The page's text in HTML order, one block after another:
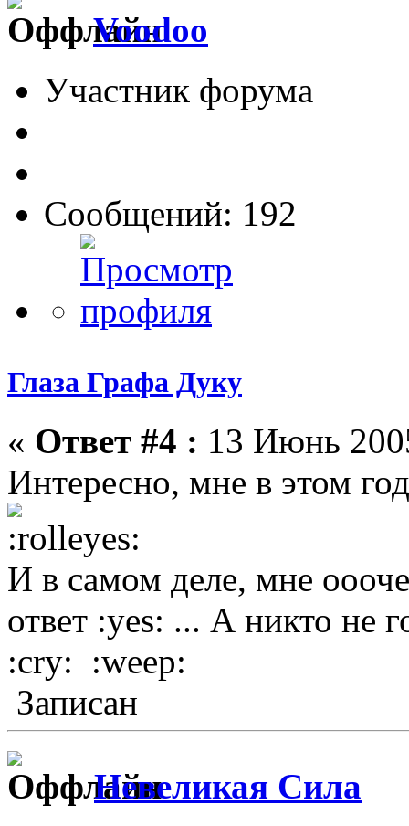
Voodoo
Участник форума
Сообщений: 192
Глаза Графа Дуку
« Ответ #4 : 13 Июнь
Интересно, мне в этом
И в самом деле, мне
ответ :yes: ... А никто не
:cry: :weep:
Записан
Невеликая Сила